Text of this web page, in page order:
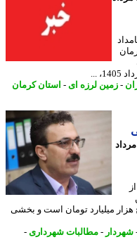
زمین لرزه ای - استان کرمان
میلیارد تومان است و بخشی
-مطالبات شهرداری-